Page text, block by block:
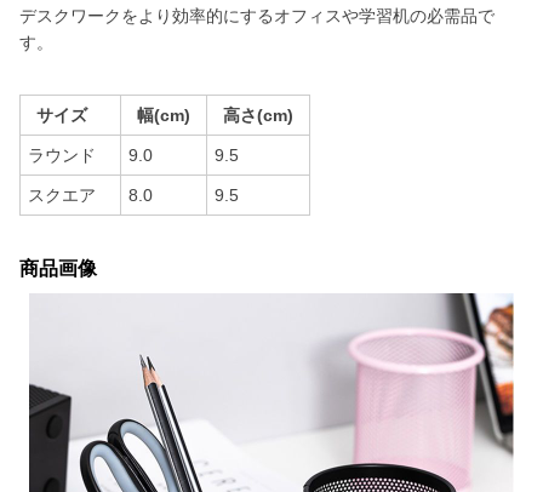
デスクワークをより効率的にするオフィスや学習机の必需品で
す。
サイズ 幅(cm) 高さ(cm)
ラウンド 9.0 9.5
スクエア 8.0 9.5
商品画像